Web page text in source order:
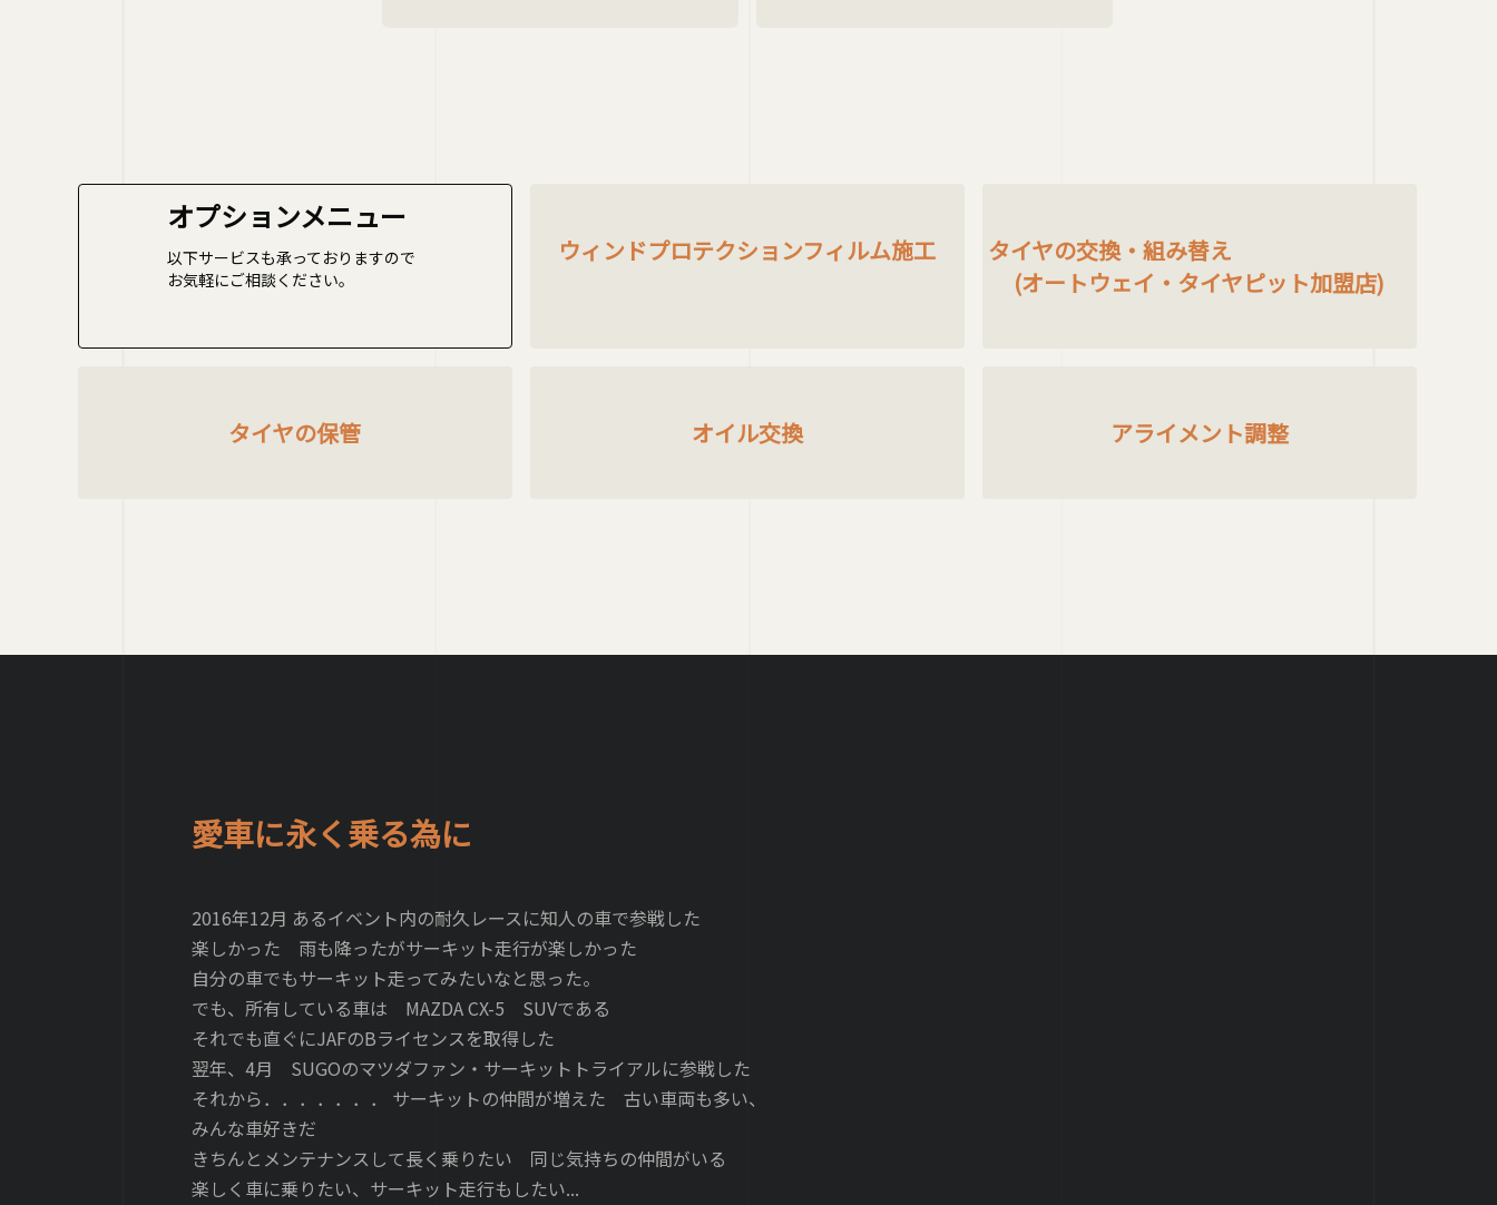
オプションメニュー
以下サービスも承っておりますので
お気軽にご相談ください。
ウィンドプロテクションフィルム施工
タイヤの交換・組み替え
(オートウェイ・タイヤピット加盟店)
タイヤの保管 オイル交換 アライメント調整
愛車に永く乗る為に
2016年12月 あるイベント内の耐久レースに知人の車で参戦した
楽しかった 雨も降ったがサーキット走行が楽しかった
自分の車でもサーキット走ってみたいなと思った。
でも、所有している車は MAZDA CX-5 SUVである
それでも直ぐにJAFのBライセンスを取得した
翌年、4月 SUGOのマツダファン・サーキットトライアルに参戦した
それから．．．．．．． サーキットの仲間が増えた 古い車両も多い、
みんな車好きだ
きちんとメンテナンスして長く乗りたい 同じ気持ちの仲間がいる
楽しく車に乗りたい、サーキット走行もしたい...